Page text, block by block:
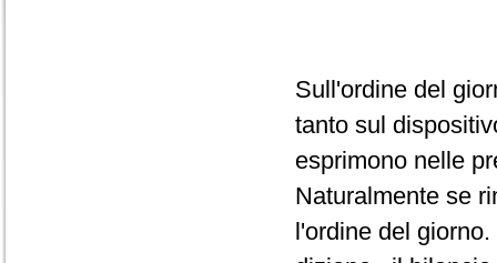
Sull'ordine del
tanto sul
esprimono nelle
Naturalmente se
l'ordine del